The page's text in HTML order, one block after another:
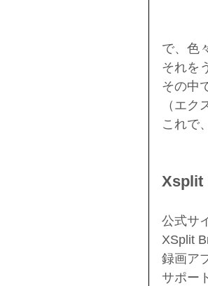
で、色
それを
その中
（エク
これで
Xsplit
公式サ
XSplit
録画ア
サポー